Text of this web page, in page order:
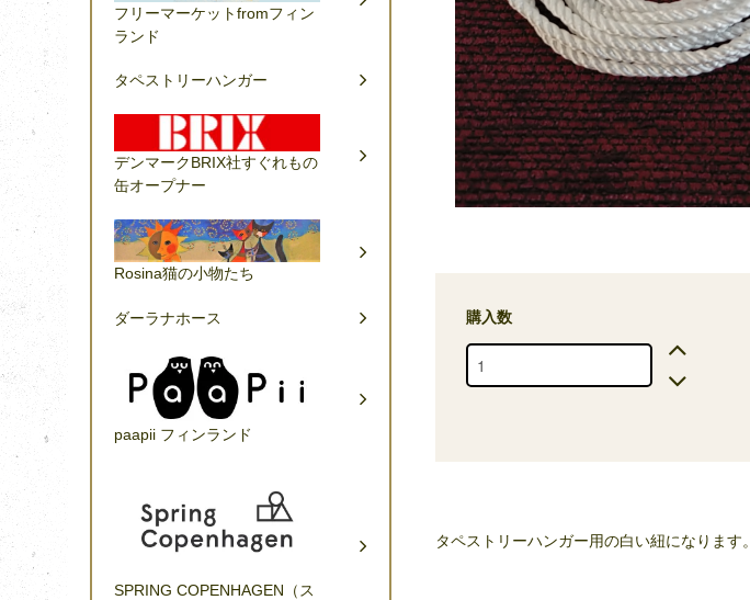
購入数
タペストリーハンガー用の白い紐になります。
フリーマーケットfromフィン
ランド
タペストリーハンガー
デンマークBRIX社すぐれもの
缶オープナー
Rosina猫の小物たち
ダーラナホース
paapii フィンランド
SPRING COPENHAGEN（ス